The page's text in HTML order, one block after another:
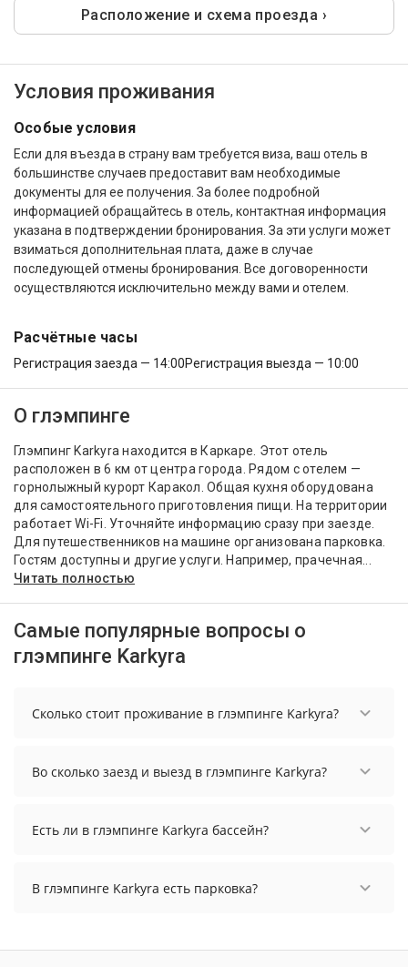
Расположение и схема проезда ›
Условия проживания
Особые условия
Если для въезда в страну вам требуется виза, ваш отель в
большинстве случаев предоставит вам необходимые
документы для ее получения. За более подробной
информацией обращайтесь в отель, контактная информация
указана в подтверждении бронирования. За эти услуги может
взиматься дополнительная плата, даже в случае
последующей отмены бронирования. Все договоренности
осуществляются исключительно между вами и отелем.
Расчётные часы
Регистрация заезда — 14:00Регистрация выезда — 10:00
О глэмпинге
Глэмпинг Karkyra находится в Каркаре. Этот отель
расположен в 6 км от центра города. Рядом с отелем —
горнолыжный курорт Каракол. Общая кухня оборудована
для самостоятельного приготовления пищи. На территории
работает Wi-Fi. Уточняйте информацию сразу при заезде.
Для путешественников на машине организована парковка.
Гостям доступны и другие услуги. Например, прачечная...
Читать полностью
Самые популярные вопросы о
глэмпинге Karkyra
Сколько стоит проживание в глэмпинге Karkyra?
начинается от 12080 рублей. Чтобы увидеть
актуальные цены на проживание, выберите
Во сколько заезд и выезд в глэмпинге Karkyra?
осуществить до 10:00.
Есть ли в глэмпинге Karkyra бассейн?
В глэмпинге Karkyra есть парковка?